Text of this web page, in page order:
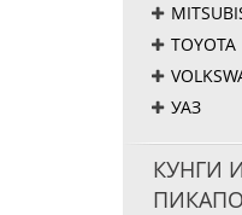
TOYOTA
УАЗ
КУНГИ